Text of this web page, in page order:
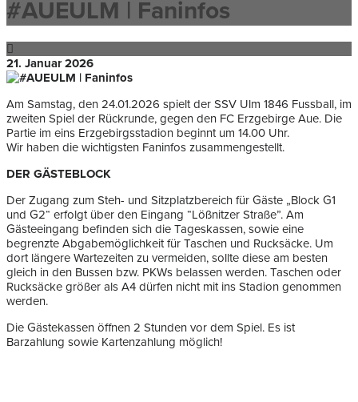
#AUEULM | Faninfos
21. Januar 2026
Am Samstag, den 24.01.2026 spielt der SSV Ulm 1846 Fussball, im
zweiten Spiel der Rückrunde, gegen den FC Erzgebirge Aue. Die
Partie im eins Erzgebirgsstadion beginnt um 14.00 Uhr.
Wir haben die wichtigsten Faninfos zusammengestellt.
DER GÄSTEBLOCK
Der Zugang zum Steh- und Sitzplatzbereich für Gäste „Block G1
und G2“ erfolgt über den Eingang “Lößnitzer Straße”. Am
Gästeeingang befinden sich die Tageskassen, sowie eine
begrenzte Abgabemöglichkeit für Taschen und Rucksäcke. Um
dort längere Wartezeiten zu vermeiden, sollte diese am besten
gleich in den Bussen bzw. PKWs belassen werden. Taschen oder
Rucksäcke größer als A4 dürfen nicht mit ins Stadion genommen
werden.
Die Gästekassen öffnen 2 Stunden vor dem Spiel. Es ist
Barzahlung sowie Kartenzahlung möglich!